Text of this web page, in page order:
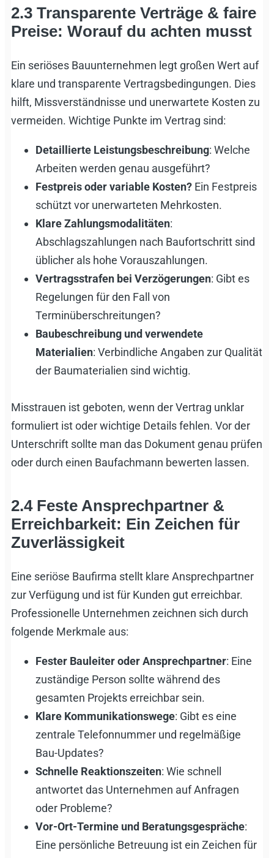
2.3 Transparente Verträge & faire
Preise: Worauf du achten musst
Ein seriöses Bauunternehmen legt großen Wert auf
klare und transparente Vertragsbedingungen. Dies
hilft, Missverständnisse und unerwartete Kosten zu
vermeiden. Wichtige Punkte im Vertrag sind:
Detaillierte Leistungsbeschreibung: Welche
Arbeiten werden genau ausgeführt?
Festpreis oder variable Kosten? Ein Festpreis
schützt vor unerwarteten Mehrkosten.
Klare Zahlungsmodalitäten:
Abschlagszahlungen nach Baufortschritt sind
üblicher als hohe Vorauszahlungen.
Vertragsstrafen bei Verzögerungen: Gibt es
Regelungen für den Fall von
Terminüberschreitungen?
Baubeschreibung und verwendete
Materialien: Verbindliche Angaben zur Qualität
der Baumaterialien sind wichtig.
Misstrauen ist geboten, wenn der Vertrag unklar
formuliert ist oder wichtige Details fehlen. Vor der
Unterschrift sollte man das Dokument genau prüfen
oder durch einen Baufachmann bewerten lassen.
2.4 Feste Ansprechpartner &
Erreichbarkeit: Ein Zeichen für
Zuverlässigkeit
Eine seriöse Baufirma stellt klare Ansprechpartner
zur Verfügung und ist für Kunden gut erreichbar.
Professionelle Unternehmen zeichnen sich durch
folgende Merkmale aus:
Fester Bauleiter oder Ansprechpartner: Eine
zuständige Person sollte während des
gesamten Projekts erreichbar sein.
Klare Kommunikationswege: Gibt es eine
zentrale Telefonnummer und regelmäßige
Bau-Updates?
Schnelle Reaktionszeiten: Wie schnell
antwortet das Unternehmen auf Anfragen
oder Probleme?
Vor-Ort-Termine und Beratungsgespräche:
Eine persönliche Betreuung ist ein Zeichen für